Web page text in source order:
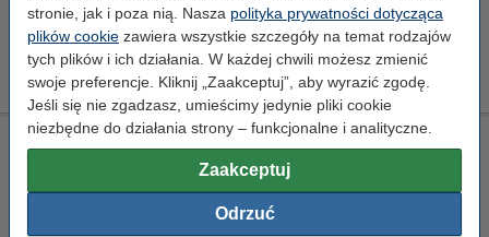
stronie, jak i poza nią. Nasza polityka prywatności dotycząca
plików cookie zawiera wszystkie szczegóły na temat rodzajów
tych plików i ich działania. W każdej chwili możesz zmienić
swoje preferencje. Kliknij „Zaakceptuj”, aby wyrazić zgodę.
Jeśli się nie zgadzasz, umieścimy jedynie pliki cookie
niezbędne do działania strony – funkcjonalne i analityczne.
Zaakceptuj
Odrzuć
Za stronę
0,008 zł
169,00 zł Zamawiam
Ściereczka do czyszczenia drukarki laserowej
ściereczka do czyszczenia
999058